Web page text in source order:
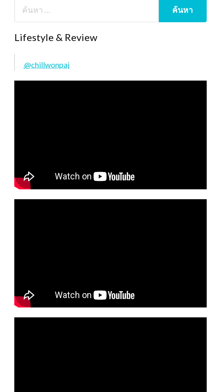
Lifestyle & Review
@chillwonpai